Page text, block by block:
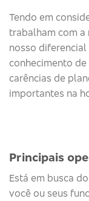
Tendo em
trabalham com a
nosso
conhecimento
carências de
importantes na
Principais
Está em busca do
você ou seus